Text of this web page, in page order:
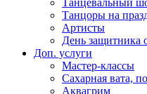
Танцевальный
Танцоры на
Артисты
День защитника
Доп. услуги
Мастер-классы
Сахарная вата,
Аквагрим